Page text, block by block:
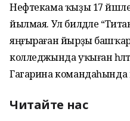
Нефтекама ҡыҙы 17
йылмая. Ул билдәле
яңғыраған йырҙы
колледжында уҡыған
Гагарина командаһында
Читайте нас